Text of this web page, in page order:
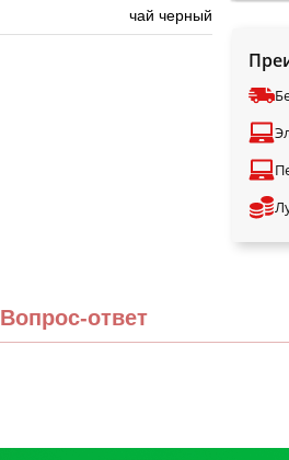
чай черный
Вопрос-ответ